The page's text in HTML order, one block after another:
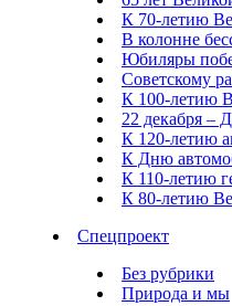
К 70-летию
В колонне
Юбиляры
Советскому
К 100-летию
22 декабря –
К 120-летию
К Дню
К 110-летию
К 80-летию
Спецпроект
Без рубрики
Природа и мы